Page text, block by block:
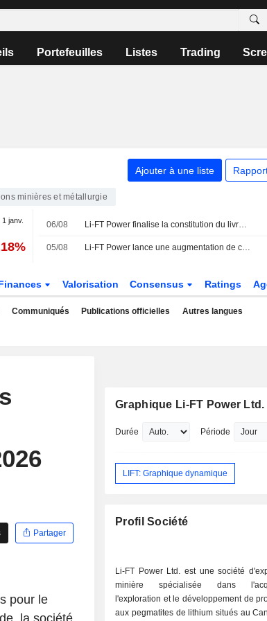
Portefeuilles Listes Trading
Ajouter à une liste
minières et métallurgie
1 janv. 06/08 Li-FT Power finalise la constitution du livre d'ordres pour une augmentation de capital de 20 millions de dollars canadiens
05/08 Li-FT Power lance une augmentation de capital de 20 millions de dollars canadiens
Valorisation Consensus Ratings
Communiqués Publications officielles Autres langues
Partager
pour le
Graphique Li-FT Power Ltd.
Durée Période
LIFT: Graphique dynamique
Profil Société
Li-FT Power Ltd. est une société
minière spécialisée dans
l'exploration et le développement de
aux pegmatites de lithium situés au